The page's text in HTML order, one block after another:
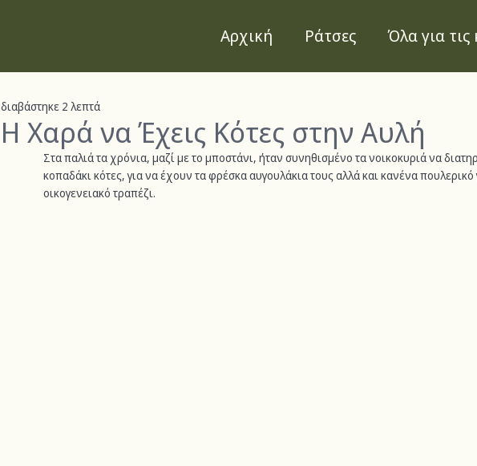
Αρχική Ράτσες Όλα για τις
Η Χαρά να Έχεις Κότες στην Αυλή
διαβάστηκε 2 λεπτά
Στα παλιά τα χρόνια, μαζί με το μποστάνι, ήταν συνηθισμένο τα νοικοκυριά να
κοπαδάκι κότες, για να έχουν τα φρέσκα αυγουλάκια τους αλλά και κανένα πουλερικό
οικογενειακό τραπέζι.